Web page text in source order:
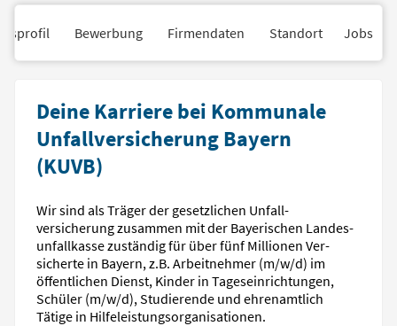
Bewerbung Firmendaten Standort Jobs
Deine Karriere bei Kommunale
Unfallversicherung Bayern
(KUVB)
Wir sind als Träger der gesetzlichen Unfall­
versicherung zusammen mit der Bayerischen Landes­
unfallkasse zuständig für über fünf Millionen Ver­
sicherte in Bayern, z.B. Arbeit­nehmer (m/w/d) im
öffent­lichen Dienst, Kinder in Tages­einrichtungen,
Schüler (m/w/d), Studierende und ehren­amtlich
Tätige in Hilfeleistungs­organisationen.